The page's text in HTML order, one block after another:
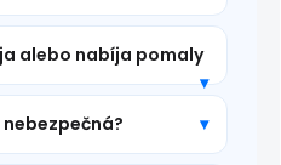
alebo nabíja pomaly